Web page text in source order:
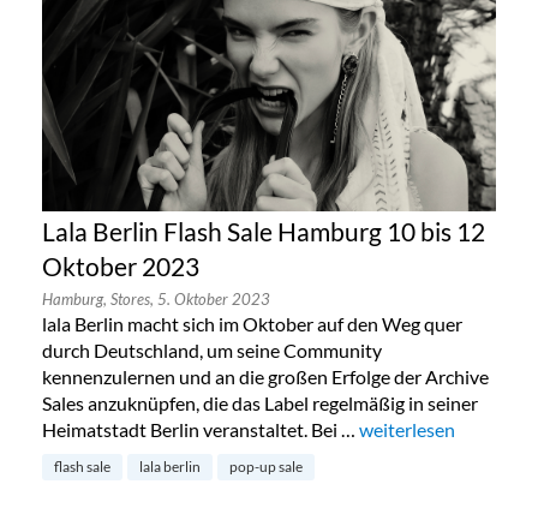
Lala Berlin Flash Sale Hamburg 10 bis 12
Oktober 2023
Hamburg, Stores, 5. Oktober 2023
lala Berlin macht sich im Oktober auf den Weg quer
durch Deutschland, um seine Community
kennenzulernen und an die großen Erfolge der Archive
Sales anzuknüpfen, die das Label regelmäßig in seiner
Heimatstadt Berlin veranstaltet. Bei … „Lala Berlin Flash
weiterlesen
flash sale lala berlin pop-up sale